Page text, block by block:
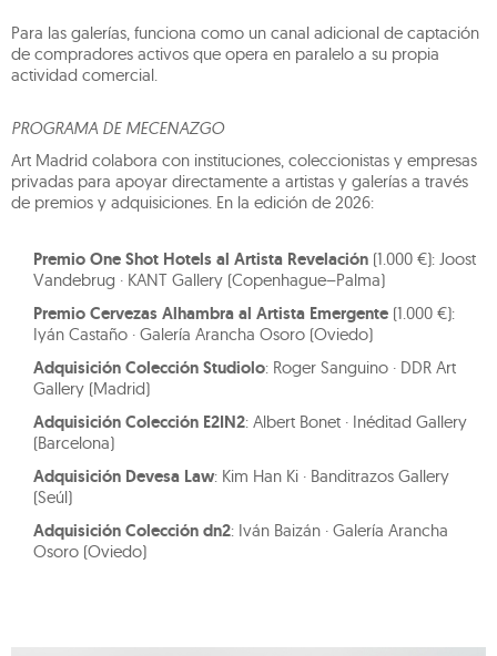
Para las galerías, funciona como un canal adicional de captación
de compradores activos que opera en paralelo a su propia
actividad comercial.
PROGRAMA DE MECENAZGO
Art Madrid colabora con instituciones, coleccionistas y empresas
privadas para apoyar directamente a artistas y galerías a través
de premios y adquisiciones. En la edición de 2026:
Premio One Shot Hotels al Artista Revelación (1.000 €): Joost
Vandebrug · KANT Gallery (Copenhague–Palma)
Premio Cervezas Alhambra al Artista Emergente (1.000 €):
Iyán Castaño · Galería Arancha Osoro (Oviedo)
Adquisición Colección Studiolo: Roger Sanguino · DDR Art
Gallery (Madrid)
Adquisición Colección E2IN2: Albert Bonet · Inéditad Gallery
(Barcelona)
Adquisición Devesa Law: Kim Han Ki · Banditrazos Gallery
(Seúl)
Adquisición Colección dn2: Iván Baizán · Galería Arancha
Osoro (Oviedo)